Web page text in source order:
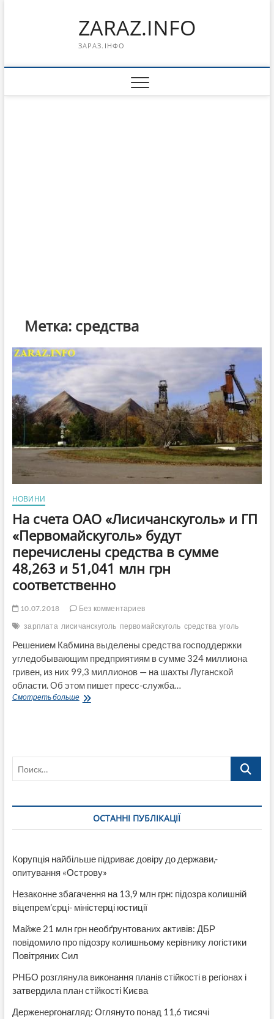
ZARAZ.INFO
ЗАРАЗ.ІНФО
Метка: средства
НОВИНИ
На счета ОАО «Лисичанскуголь» и ГП
«Первомайскуголь» будут
перечислены средства в сумме
48,263 и 51,041 млн грн
соответственно
10.07.2018
Без комментариев
зарплата лисичанскуголь первомайскуголь средства уголь
Решением Кабмина выделены средства господдержки
угледобывающим предприятиям в сумме 324 миллиона
гривен, из них 99,3 миллионов — на шахты Луганской
области. Об этом пишет пресс-служба…
Смотреть большеНа
в
сумме
48,263
млн
грн
Поиск…
ОСТАННІ ПУБЛІКАЦІЇ
Корупція найбільше підриває довіру до держави,-
опитування «Острову»
Незаконне збагачення на 13,9 млн грн: підозра колишній
віцепрем’єрці- міністерці юстиції
Майже 21 млн грн необґрунтованих активів: ДБР
повідомило про підозру колишньому керівнику логістики
Повітряних Сил
РНБО розглянула виконання планів стійкості в регіонах і
затвердила план стійкості Києва
Держенергонагляд: Оглянуто понад 11,6 тисячі